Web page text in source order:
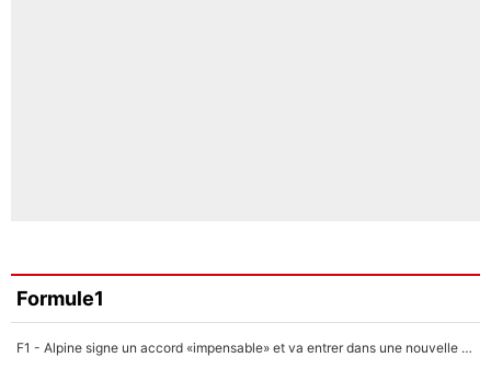
Formule1
F1 - Alpine signe un accord «impensable» et va entrer dans une nouvelle dimension : Grande nouvelle pour Pierre Gasly !